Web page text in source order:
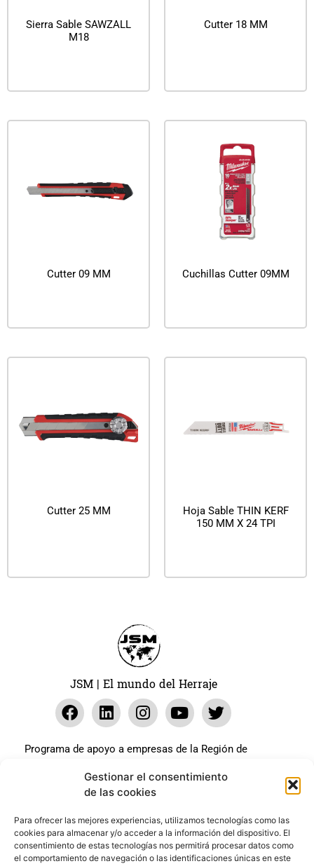
Gestionar el consentimiento
de las cookies
Para ofrecer las mejores experiencias, utilizamos tecnologías como las
cookies para almacenar y/o acceder a la información del dispositivo. El
consentimiento de estas tecnologías nos permitirá procesar datos como
el comportamiento de navegación o las identificaciones únicas en este
Sierra Sable SAWZALL
M18
Cutter 18 MM
Cutter 09 MM Cuchillas Cutter 09MM
Cutter 25 MM
Hoja Sable THIN KERF
150 MM X 24 TPI
JSM | El mundo del Herraje
Programa de apoyo a empresas de la Región de
económica de la pandemia Covid-19. La línea Covid-19
coste cero cofinanciada por la unión europea.
Beneficiario: JSM El mundo del Herraje, S.L. ///
Expediente: 2020.07.COSI.0483